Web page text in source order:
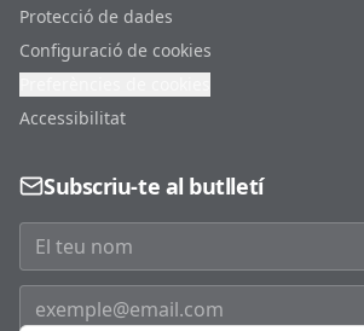
Protecció de dades
Configuració de cookies
Accessibilitat
Subscriu-te al butlletí